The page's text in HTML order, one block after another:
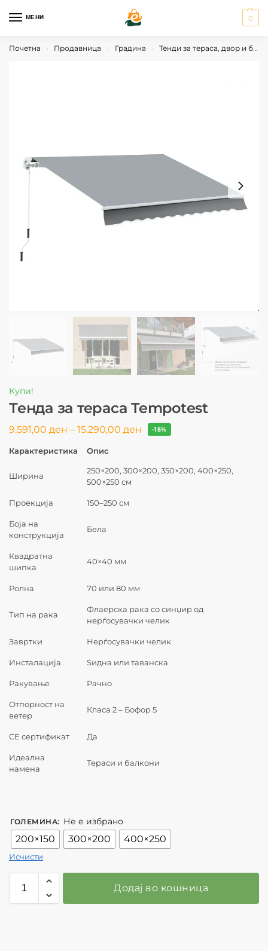
МЕНИ 0
Почетна › Продавница › Градина › Тенди за тераса, двор и балкон
Купи!
Тенда за тераса Tempotest
9.591,00 ден – 15.290,00 ден -15%
Карактеристика Опис
Ширина
250×200, 300×200, 350×200, 400×250,
500×250 см
Проекција 150–250 см
Боја на
конструкција
Бела
Квадратна
шипка
40×40 мм
Ролна 70 или 80 мм
Тип на рака
Флаерска рака со синџир од
нерѓосувачки челик
Завртки Нерѓосувачки челик
Инсталација Ѕидна или таванска
Ракување Рачно
Отпорност на
ветер
Класа 2 – Бофор 5
CE сертификат Да
Идеална
намена
Тераси и балкони
ГОЛЕМИНА: Не е избрано
200×150 300×200 400×250
Исчисти
Додај во кошница